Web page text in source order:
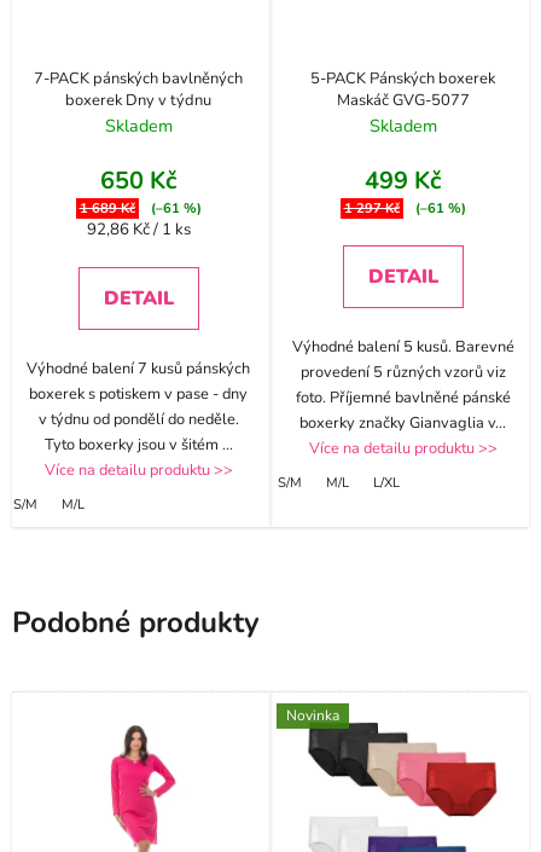
7-PACK pánských bavlněných
boxerek Dny v týdnu
Skladem
650 Kč
1 689 Kč (–61 %)
Měrná
92,86 Kč / 1 ks
DETAIL
Výhodné balení 7 kusů pánských
boxerek s potiskem v pase - dny
v týdnu od pondělí do neděle.
Tyto boxerky jsou v šitém ...
Více na detailu produktu >>
S/M M/L
5-PACK Pánských boxerek
Maskáč GVG-5077
Skladem
499 Kč
1 297 Kč (–61 %)
DETAIL
Výhodné balení 5 kusů. Barevné
provedení 5 různých vzorů viz
foto. Příjemné bavlněné pánské
boxerky značky Gianvaglia v...
Více na detailu produktu >>
S/M M/L L/XL
Podobné produkty
Novinka